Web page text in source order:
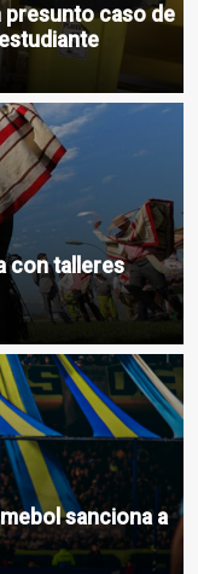
presunto caso de
con talleres
sanciona a